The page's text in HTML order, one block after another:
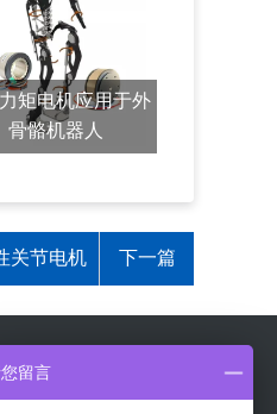
矩电机应用于外
骨骼机器人
关节电机 下一篇
信客服
留言